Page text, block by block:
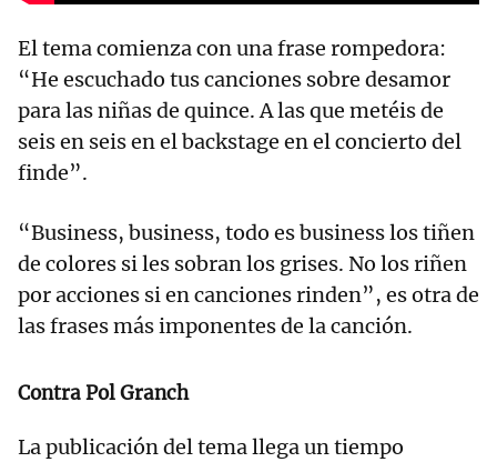
El tema comienza con una frase rompedora:
“He escuchado tus canciones sobre desamor
para las niñas de quince. A las que metéis de
seis en seis en el backstage en el concierto del
finde”.
“Business, business, todo es business los tiñen
de colores si les sobran los grises. No los riñen
por acciones si en canciones rinden”, es otra de
las frases más imponentes de la canción.
Contra Pol Granch
La publicación del tema llega un tiempo